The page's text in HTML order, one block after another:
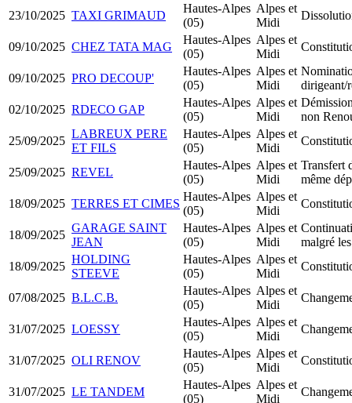
23/10/2025 TAXI GRIMAUD
Hautes-Alpes
(05)
Alpes et
Midi
09/10/2025 CHEZ TATA MAG
Hautes-Alpes
(05)
Alpes et
Midi
09/10/2025 PRO DECOUP'
Hautes-Alpes
(05)
Alpes et
Midi
dirigeant/
02/10/2025 RDECO GAP
Hautes-Alpes
(05)
Alpes et
Midi
non
25/09/2025
LABREUX PERE
ET FILS
Hautes-Alpes
(05)
Alpes et
Midi
25/09/2025 REVEL
Hautes-Alpes
(05)
Alpes et
Midi
Transfert
même
18/09/2025 TERRES ET CIMES
Hautes-Alpes
(05)
Alpes et
Midi
18/09/2025
GARAGE SAINT
JEAN
Hautes-Alpes
(05)
Alpes et
Midi
malgré
18/09/2025
HOLDING
STEEVE
Hautes-Alpes
(05)
Alpes et
Midi
07/08/2025 B.L.C.B.
Hautes-Alpes
(05)
Alpes et
Midi
31/07/2025 LOESSY
Hautes-Alpes
(05)
Alpes et
Midi
31/07/2025 OLI RENOV
Hautes-Alpes
(05)
Alpes et
Midi
31/07/2025 LE TANDEM
Hautes-Alpes
(05)
Alpes et
Midi